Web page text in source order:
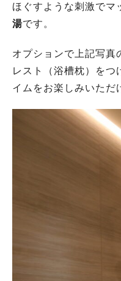
ほぐすような刺激でマ
湯です。
オプションで上記写真
レスト（浴槽枕）をつ
イムをお楽しみいただ